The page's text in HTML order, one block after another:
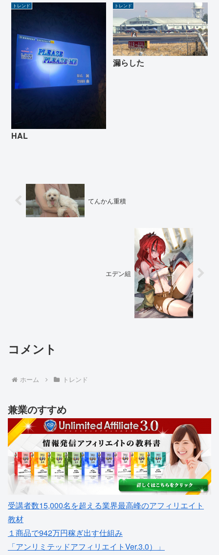
トレンド
HAL
トレンド
漏らした
てんかん重積
エデン組
コメント
ホーム トレンド
兼業のすすめ
受講者数15,000名を超える業界最高峰のアフィリエイト
教材
１商品で942万円稼ぎ出す仕組み
「アンリミテッドアフィリエイトVer.3.0）」